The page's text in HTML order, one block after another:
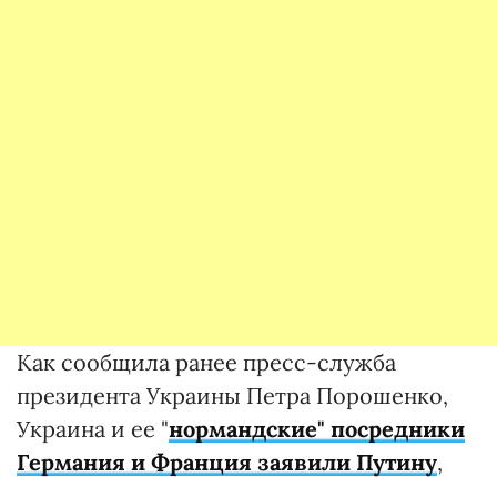
Как сообщила ранее пресс-служба
президента Украины Петра Порошенко,
Украина и ее "нормандские" посредники
Германия и Франция заявили Путину,